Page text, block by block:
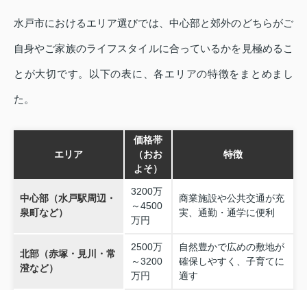
水戸市におけるエリア選びでは、中心部と郊外のどちらがご
自身やご家族のライフスタイルに合っているかを見極めるこ
とが大切です。以下の表に、各エリアの特徴をまとめまし
た。
エリア
価格帯
（おお
よそ）
特徴
中心部（水戸駅周辺・
泉町など）
3200万
～4500
万円
商業施設や公共交通が充
実、通勤・通学に便利
北部（赤塚・見川・常
澄など）
2500万
～3200
万円
自然豊かで広めの敷地が
確保しやすく、子育てに
適す